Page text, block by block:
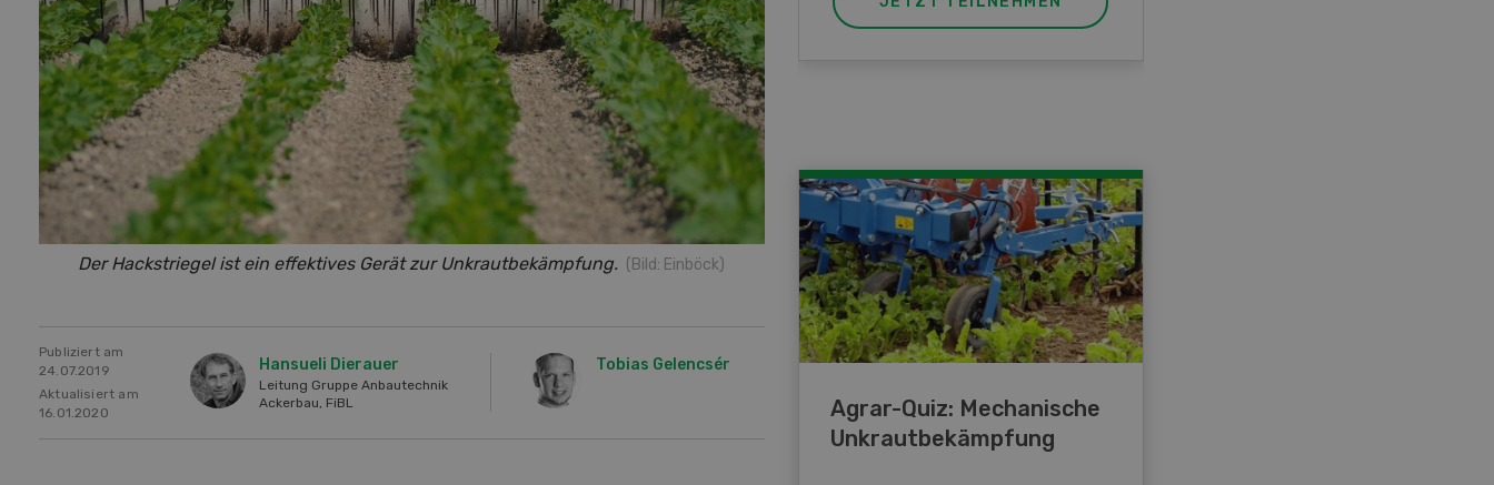
Der Hackstriegel ist ein effektives Gerät zur Unkrautbekämpfung. (Bild: Einböck)
Publiziert am
24.07.2019
Aktualisiert am
16.01.2020
Hansueli Dierauer
Leitung Gruppe Anbautechnik
Ackerbau, FiBL
Tobias Gelencsér
Agrar-Quiz: Mechanische
Unkrautbekämpfung